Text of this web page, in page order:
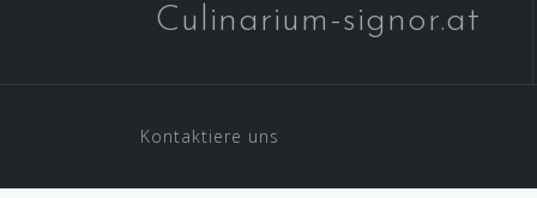
Culinarium-signor.at
Kontaktiere uns